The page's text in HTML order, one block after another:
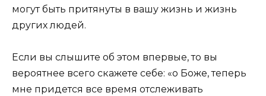
могут быть притянуты в вашу жизнь и жизнь
других людей.
Если вы слышите об этом впервые, то вы
вероятнее всего скажете себе: «о Боже, теперь
мне придется все время отслеживать